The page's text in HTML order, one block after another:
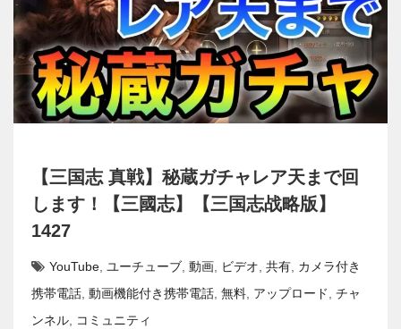
【三国志 真戦】秘蔵ガチャレア天まで回
します！【三國志】【三国志战略版】
1427
YouTube ユーチューブ 動画 ビデオ 共有 カメラ付き
携帯電話 動画機能付き携帯電話 無料 アップロード
チャ
ンネル
コミュニティ